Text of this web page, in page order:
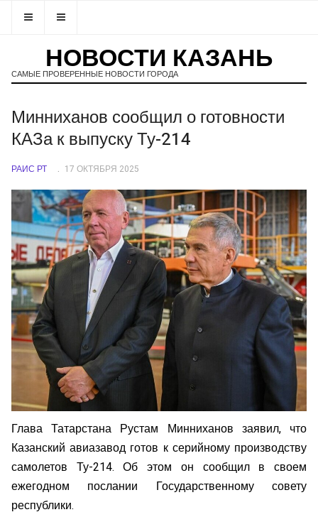
НОВОСТИ КАЗАНЬ
САМЫЕ ПРОВЕРЕННЫЕ НОВОСТИ ГОРОДА
Минниханов сообщил о готовности
КАЗа к выпуску Ту-214
РАИС РТ 17 ОКТЯБРЯ 2025
Глава Татарстана Рустам Минниханов заявил, что
Казанский авиазавод готов к серийному производству
самолетов Ту-214. Об этом он сообщил в своем
ежегодном послании Государственному совету
республики.